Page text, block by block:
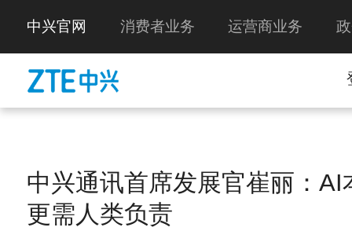
中兴官网 消费者业务 运营商业务
中兴通讯首席发展官崔丽：AI
更需人类负责